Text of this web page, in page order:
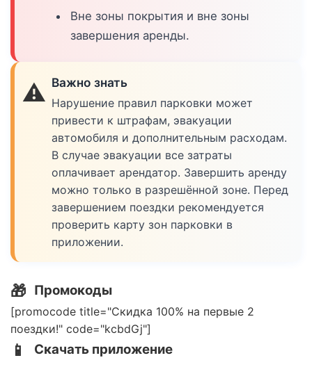
Вне зоны покрытия и вне зоны
завершения аренды.
⚠️ Важно знать
Нарушение правил парковки может
привести к штрафам, эвакуации
автомобиля и дополнительным расходам.
В случае эвакуации все затраты
оплачивает арендатор. Завершить аренду
можно только в разрешённой зоне. Перед
завершением поездки рекомендуется
проверить карту зон парковки в
приложении.
🎁 Промокоды
[promocode title="Скидка 100% на первые 2
поездки!" code="kcbdGj"]
📱 Скачать приложение